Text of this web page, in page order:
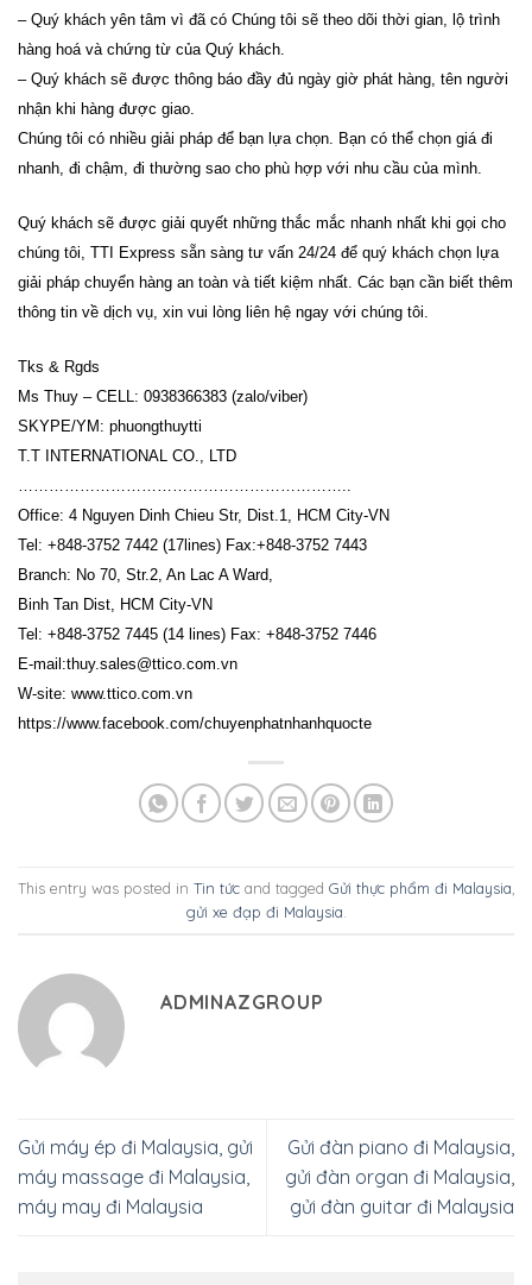
– Quý khách yên tâm vì đã có Chúng tôi sẽ theo dõi thời gian, lộ trình
hàng hoá và chứng từ của Quý khách.
– Quý khách sẽ được thông báo đầy đủ ngày giờ phát hàng, tên người
nhận khi hàng được giao.
Chúng tôi có nhiều giải pháp để bạn lựa chọn. Bạn có thể chọn giá đi
nhanh, đi chậm, đi thường sao cho phù hợp với nhu cầu của mình.
Quý khách sẽ được giải quyết những thắc mắc nhanh nhất khi gọi cho
chúng tôi, TTI Express sẵn sàng tư vấn 24/24 để quý khách chọn lựa
giải pháp chuyển hàng an toàn và tiết kiệm nhất. Các bạn cần biết thêm
thông tin về dịch vụ, xin vui lòng liên hệ ngay với chúng tôi.
Tks & Rgds
Ms Thuy – CELL: 0938366383 (zalo/viber)
SKYPE/YM: phuongthuytti
T.T INTERNATIONAL CO., LTD
Office: 4 Nguyen Dinh Chieu Str, Dist.1, HCM City-VN
Tel: +848-3752 7442 (17lines) Fax:+848-3752 7443
Branch: No 70, Str.2, An Lac A Ward,
Binh Tan Dist, HCM City-VN
Tel: +848-3752 7445 (14 lines) Fax: +848-3752 7446
E-mail:thuy.sales@ttico.com.vn
W-site: www.ttico.com.vn
https://www.facebook.com/chuyenphatnhanhquocte
This entry was posted in Tin tức and tagged Gửi thực phẩm đi Malaysia
gửi xe đạp đi Malaysia
ADMINAZGROUP
Gửi máy ép đi Malaysia, gửi
máy massage đi Malaysia,
máy may đi Malaysia
Gửi đàn piano đi Malaysia,
gửi đàn organ đi Malaysia,
gửi đàn guitar đi Malaysia